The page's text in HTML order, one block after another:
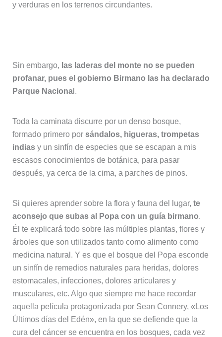
y verduras en los terrenos circundantes.
Sin embargo, las laderas del monte no se pueden
profanar, pues el gobierno Birmano las ha declarado
Parque Nacional.
Toda la caminata discurre por un denso bosque,
formado primero por sándalos, higueras, trompetas
indiasy un sinfín de especies que se escapan a mis
escasos conocimientos de botánica, para pasar
después, ya cerca de la cima, a parches de pinos.
Si quieres aprender sobre la flora y fauna del lugar, te
aconsejo que subas al Popa con un guía birmano.
Él te explicará todo sobre las múltiples plantas, flores y
árboles que son utilizados tanto como alimento como
medicina natural. Y es que el bosque del Popa esconde
un sinfín de remedios naturales para heridas, dolores
estomacales, infecciones, dolores articulares y
musculares, etc. Algo que siempre me hace recordar
aquella película protagonizada por Sean Connery, «Los
Últimos días del Edén», en la que se defiende que la
cura del cáncer se encuentra en los bosques, cada vez